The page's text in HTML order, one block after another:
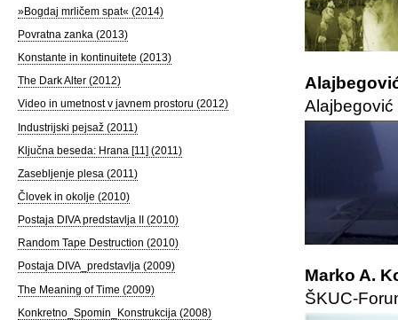
Alajbegović
Marko A.
ŠKUC-
»Bogdaj mrličem spat« (2014)
Povratna zanka (2013)
Konstante in kontinuitete (2013)
The Dark Alter (2012)
Video in umetnost v javnem prostoru (2012)
Industrijski pejsaž (2011)
Ključna beseda: Hrana [11] (2011)
Zasebljenje plesa (2011)
Človek in okolje (2010)
Postaja DIVA predstavlja II (2010)
Random Tape Destruction (2010)
Postaja DIVA_predstavlja (2009)
The Meaning of Time (2009)
Konkretno_Spomin_Konstrukcija (2008)